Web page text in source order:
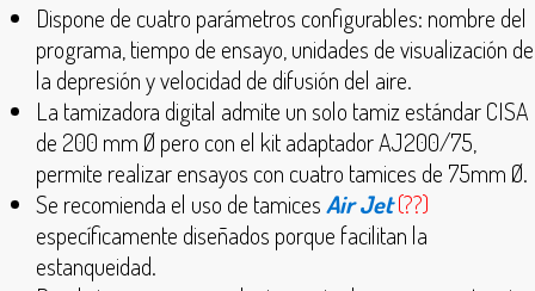
Dispone de cuatro parámetros configurables: nombre del
programa, tiempo de ensayo, unidades de visualización de
la depresión y velocidad de difusión del aire.
La tamizadora digital admite un solo tamiz estándar CISA
de 200 mm Ø pero con el kit adaptador AJ200/75,
permite realizar ensayos con cuatro tamices de 75mm Ø.
Se recomienda el uso de tamicesAir Jet(??)
específicamente diseñados porque facilitan la
estanqueidad.